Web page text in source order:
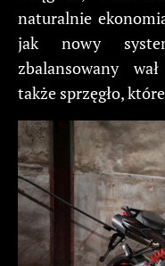
naturalnie
jak nowy
zbalansowany
także sprzęgło,